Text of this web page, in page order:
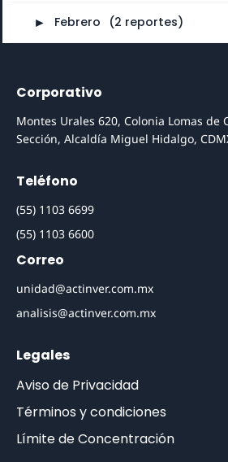
► Febrero (2 reportes)
Corporativo
Montes Urales 620, Colonia Lomas de
Sección, Alcaldía Miguel Hidalgo,
Teléfono
(55) 1103 6699
(55) 1103 6600
Correo
unidad@actinver.com.mx
analisis@actinver.com.mx
Legales
Aviso de Privacidad
Términos y condiciones
Límite de Concentración